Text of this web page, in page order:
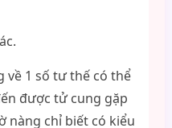
về 1 số tư thế có thể
được tử cung gặp
nàng chỉ biết có kiểu